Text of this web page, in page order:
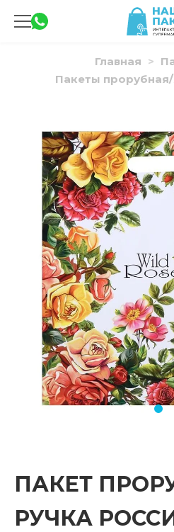
Главная
Пакеты
ПАКЕТ
РУЧКА